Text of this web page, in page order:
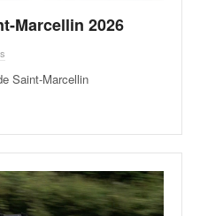
Marcellin 2026
Saint-Marcellin